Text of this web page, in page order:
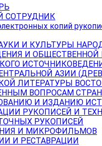
СОТРУДНИК
копий
И КУЛЬТУРЫ
И
АЗИИ
ЛИТЕРАТУРЫ
ВОПРОСАМ
И ИЗДАНИЮ
РУКОПИСЕЙ И
РУКОПИСЕЙ
И МИКРОФИЛЬМОВ
И РЕСТАВРАЦИИ